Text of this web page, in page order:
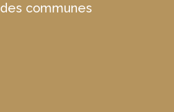
communes